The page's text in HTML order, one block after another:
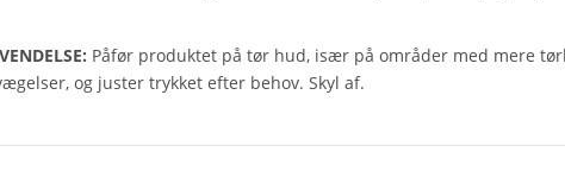
Påfør produktet på tør hud, især på områder med mere
og juster trykket efter behov. Skyl af.